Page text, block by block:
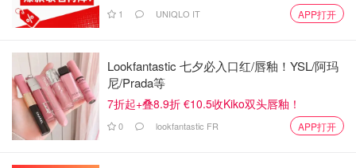
1 UNIQLO IT APP打开
Lookfantastic 七夕必入口红/唇釉！YSL/阿玛
尼/Prada等
7折起+叠8.9折 €10.5收Kiko双头唇釉！
0 lookfantastic FR APP打开